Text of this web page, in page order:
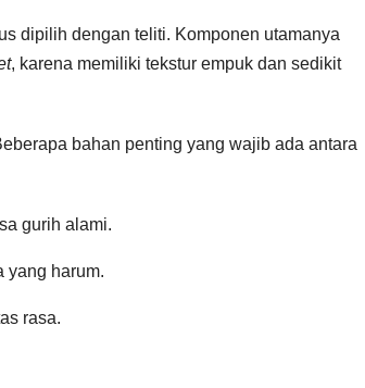
dipilih dengan teliti. Komponen utamanya
, karena memiliki tekstur empuk dan sedikit
bahan penting yang wajib ada antara
gurih alami.
yang harum.
rasa.